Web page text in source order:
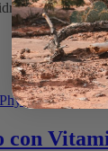
con